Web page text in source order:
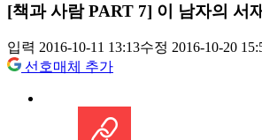
[책과 사람 PART 7] 이 남자의 서
입력 2016-10-11 13:13수정 2016-10-20
선호매체 추가